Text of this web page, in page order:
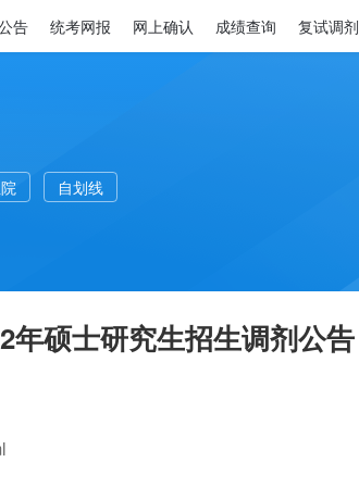
告 统考网报 网上确认 成绩查询 复试调剂
自划线
年硕士研究生招生调剂公告